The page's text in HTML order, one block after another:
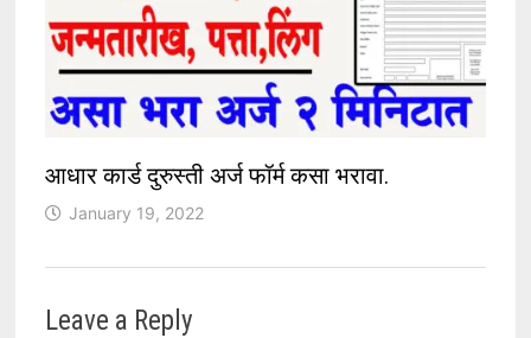
आधार कार्ड दुरुस्ती अर्ज फॉर्म कसा भरावा.
January 19, 2022
Leave a Reply